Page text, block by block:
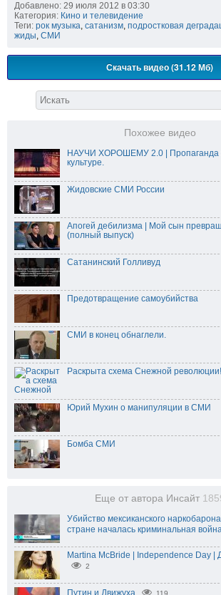
Добавлено: 29 июля 2012 в 03:30
Категория: Кино и телевидение
Теги: рок музыка, сатанизм, подростковая
жиды, СМИ
Скачать видео (31.12 Мб)
Похожее видео
НАУЧИ ХОРОШЕМУ 2.0 | Пропаганда
культуре.
Жидовские СМИ России
Апогей дебилизма | Мой сын
(полный выпуск)
Сатанинский Голливуд
Предотвращение самоубийства
СМИ в конец обнаглели.
Раскрыта схема Снежной революции!
Юрий Мухин о манипуляции в СМИ
Бомба СМИ
Еще от автора Инсайт
Убийство мексиканского
стране началась криминальная
Martina McBride | Independence Day |
2